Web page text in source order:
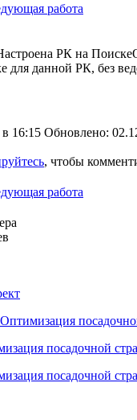
работа
РК на
для данной РК, без
16:15 Обновлено:
, чтобы
работа
посадочной
посадочной